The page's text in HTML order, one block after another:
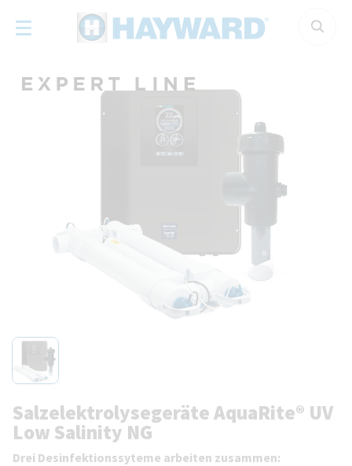
Salzelektrolysegeräte AquaRite® UV
Low Salinity NG
Drei Desinfektionssyteme arbeiten zusammen: